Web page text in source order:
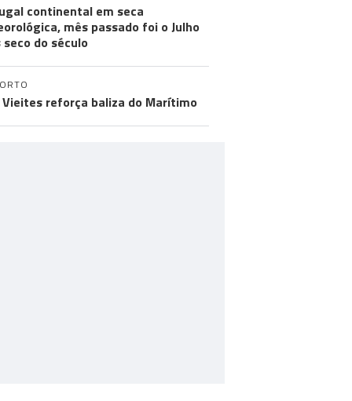
continental em seca
mês passado foi o Julho
do século
reforça baliza do Marítimo